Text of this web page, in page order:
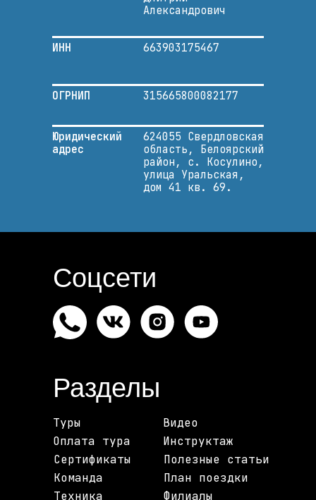
Юридический
адрес
624055 Свердловская
область, Белоярский
район, с. Косулино,
улица Уральская,
дом 41 кв. 69.
ОГРНИП 315665800082177
ИНН 663903175467
Александрович
Соцсети
Разделы
Туры
Оплата тура
Сертификаты
Команда
Видео
Инструктаж
Полезные статьи
Техника
План поездки
Филиалы